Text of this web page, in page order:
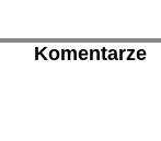
Komentarze